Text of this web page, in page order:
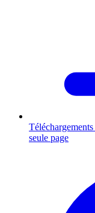
Téléchargements
seule page